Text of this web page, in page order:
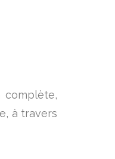
complète,
à travers